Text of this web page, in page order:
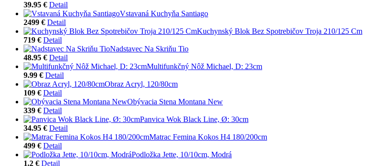
39.95 € Detail
Vstavaná Kuchyňa Santiago
2499 € Detail
Kuchynský Blok Bez Spotrebičov Troja 210/125 Cm
719 € Detail
Nadstavec Na Skriňu Tio
48.95 € Detail
Multifunkčný Nôž Michael, D: 23cm
9.99 € Detail
Obraz Acryl, 120/80cm
109 € Detail
Obývacia Stena Montana New
339 € Detail
Panvica Wok Black Line, Ø: 30cm
34.95 € Detail
Matrac Femina Kokos H4 180/200cm
499 € Detail
Podložka Jette, 10/10cm, Modrá
1.2 € Detail